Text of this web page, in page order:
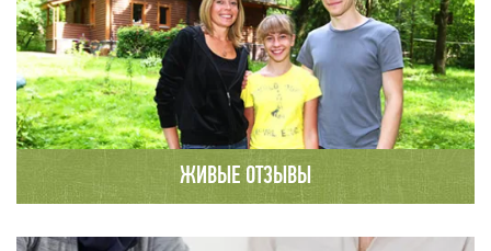
ЖИВЫЕ ОТЗЫВЫ
реальные отзывы наших клиентов с